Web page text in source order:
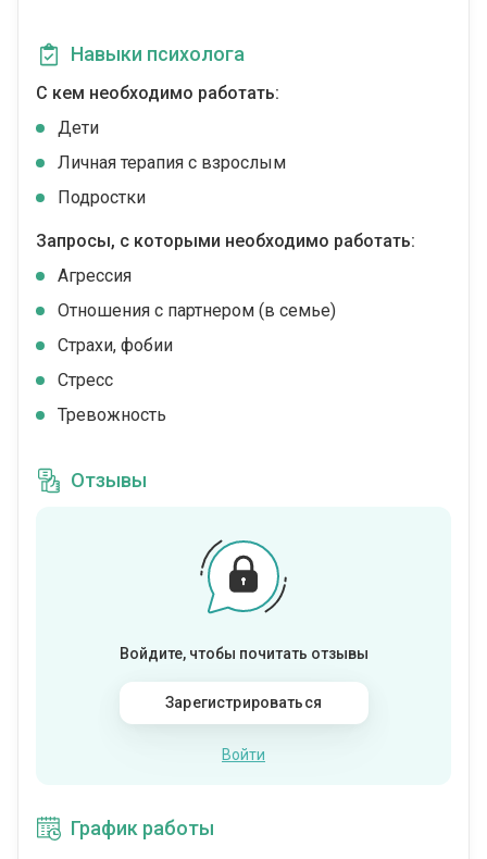
Навыки психолога
С кем необходимо работать:
Дети
Личная терапия с взрослым
Подростки
Запросы, с которыми необходимо работать:
Агрессия
Отношения с партнером (в семье)
Страхи, фобии
Стресс
Тревожность
Отзывы
Войдите, чтобы почитать отзывы
Зарегистрироваться
Войти
График работы